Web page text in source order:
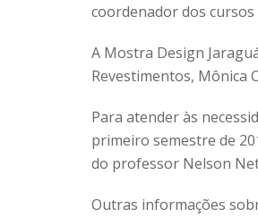
coordenador dos
A Mostra Design
Revestimentos, Mônica
Para atender às
primeiro semestre de
do professor Nelson
Outras informações